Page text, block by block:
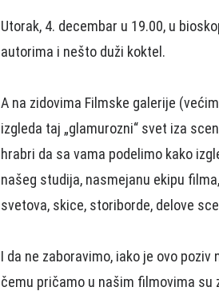
Utorak, 4. decembar u 19.00, u
autorima i nešto duži koktel.
A na zidovima Filmske galerije
izgleda taj „glamurozni“ svet iza
hrabri da sa vama podelimo kako
našeg studija, nasmejanu ekipu
svetova, skice, storiborde, delove
I da ne zaboravimo, iako je ovo
čemu pričamo u našim filmovima